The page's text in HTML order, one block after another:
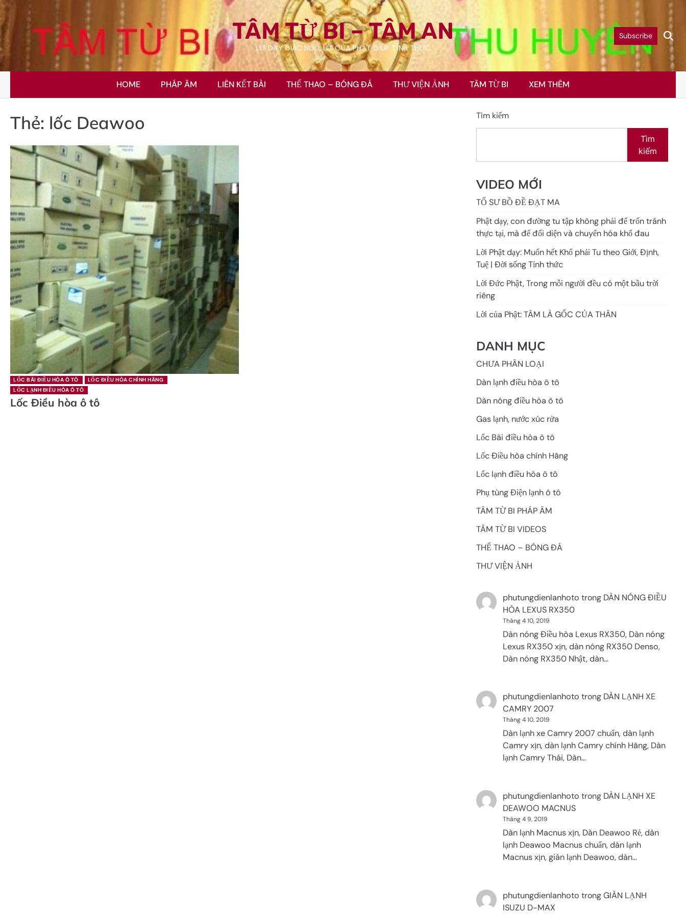
Skip
to
content
TÂM TỪ BI – TÂM AN
LỜI DẠY GIÁC NGỘ, LỜI CỦA PHẬT GÍÚP TỈNH THỨC
Subscribe
HOME PHÁP ÂM LIÊN KẾT BÀI THỂ THAO – BÓNG ĐÁ THƯ VIỆN ẢNH TÂM TỪ BI XEM THÊM
Thẻ: lốc Deawoo
LỐC BÃI ĐIỀU HÒA Ô TÔ
LỐC ĐIỀU HÒA CHÍNH HÃNG
LỐC LẠNH ĐIỀU HÒA Ô TÔ
Lốc Điều hòa ô tô
Tìm kiếm
Tìm
kiếm
VIDEO MỚI
TỔ SƯ BỒ ĐỀ ĐẠT MA
Phật dạy, con đường tu tập không phải để trốn tránh
thực tại, mà để đối diện và chuyển hóa khổ đau
Lời Phật dạy: Muốn hết Khổ phải Tu theo Giới, Định,
Tuệ | Đời sống Tỉnh thức
Lời Đức Phật, Trong mỗi người đều có một bầu trời
riêng
Lời của Phật: TÂM LÀ GỐC CỦA THÂN
DANH MỤC
CHƯA PHÂN LOẠI
Dàn lạnh điều hòa ô tô
Dàn nóng điều hòa ô tô
Gas lạnh, nước xúc rửa
Lốc Bãi điều hòa ô tô
Lốc Điều hòa chính Hãng
Lốc lạnh điều hòa ô tô
Phụ tùng Điện lạnh ô tô
TÂM TỪ BI PHÁP ÂM
TÂM TỪ BI VIDEOS
THỂ THAO – BÓNG ĐÁ
THƯ VIỆN ẢNH
phutungdienlanhoto trong DÀN NÓNG ĐIỀU
HÒA LEXUS RX350
Tháng 4 10, 2019
Dàn nóng Điều hòa Lexus RX350, Dàn nóng
Lexus RX350 xịn, dàn nóng RX350 Denso,
Dàn nóng RX350 Nhật, dàn…
phutungdienlanhoto trong DÀN LẠNH XE
CAMRY 2007
Tháng 4 10, 2019
Dàn lạnh xe Camry 2007 chuẩn, dàn lạnh
Camry xịn, dàn lạnh Camry chính Hãng, Dàn
lạnh Camry Thái, Dàn…
phutungdienlanhoto trong DÀN LẠNH XE
DEAWOO MACNUS
Tháng 4 9, 2019
Dàn lạnh Macnus xịn, Dàn Deawoo Rẻ, dàn
lạnh Deawoo Macnus chuẩn, dàn lạnh
Macnus xịn, giàn lạnh Deawoo, dàn…
phutungdienlanhoto trongGIÀN LẠNH
ISUZU D-MAX